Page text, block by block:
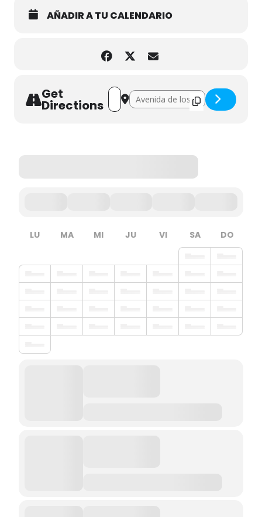
AÑADIR A TU CALENDARIO
Get
Directions
Address - Visita en familia al Musac []
Destination Address - Visita en
LU MA MI JU VI SA DO